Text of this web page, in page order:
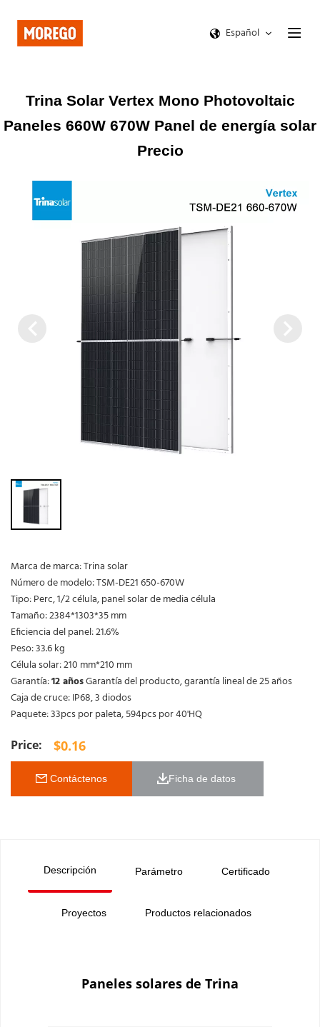
Español
Trina Solar Vertex Mono Photovoltaic
Paneles 660W 670W Panel de energía solar
Precio
Marca de marca: Trina solar
Número de modelo: TSM-DE21 650-670W
Tipo: Perc, 1/2 célula, panel solar de media célula
Tamaño: 2384*1303*35 mm
Eficiencia del panel: 21.6%
Peso: 33.6 kg
Célula solar: 210 mm*210 mm
Garantía:12 añosGarantía del producto, garantía lineal de 25 años
Caja de cruce: IP68, 3 diodos
Paquete: 33pcs por paleta, 594pcs por 40'HQ
$0.16
Contáctenos Ficha de datos
Descripción Parámetro Certificado
Proyectos Productos relacionados
Paneles solares de Trina